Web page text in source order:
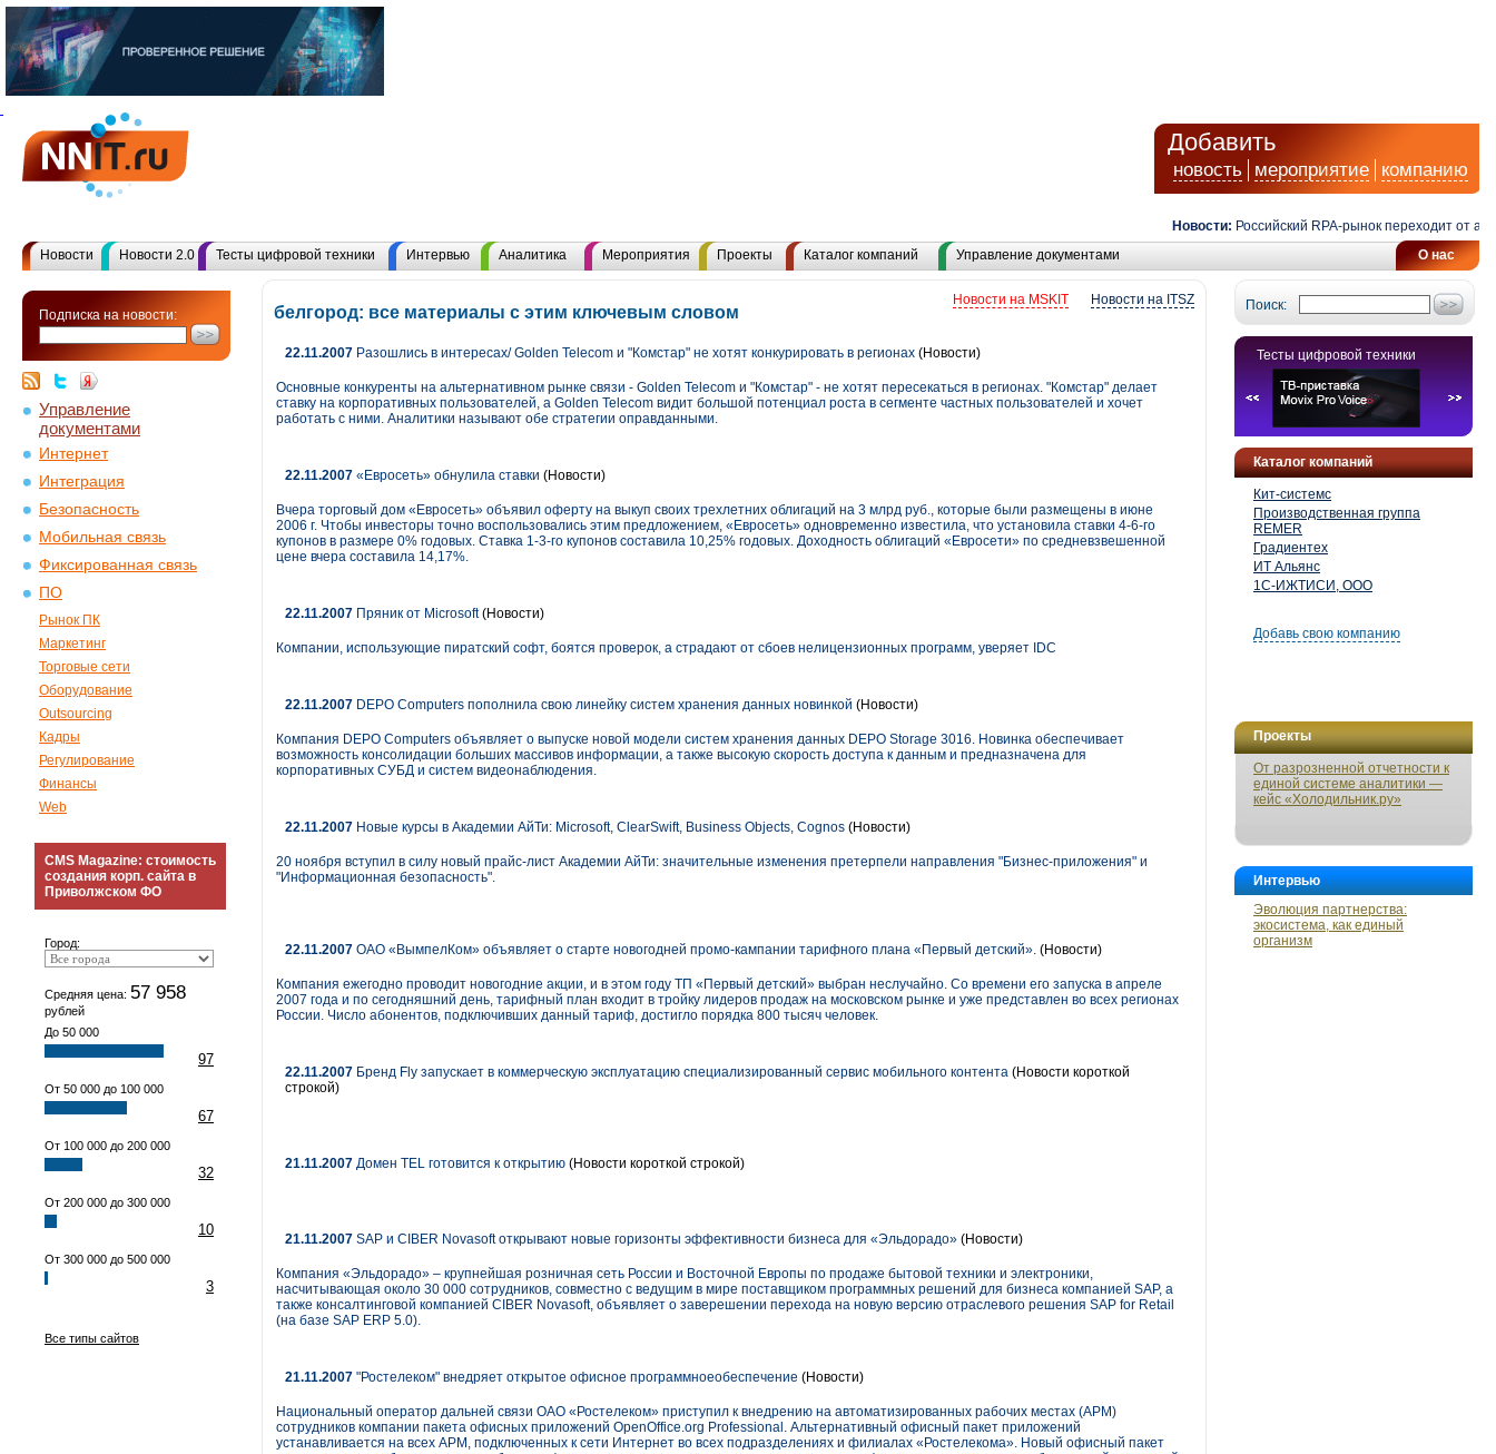
Добавить
новость мероприятие компанию
Новости: Российский RPA-рынок переходит от
О нас
Новости Новости 2.0 Тесты цифровой техники Интервью Аналитика Мероприятия Проекты Каталог компаний Управление документами
Подписка на новости:
Управление
документами
Интернет
Интеграция
Безопасность
Мобильная связь
Фиксированная связь
ПО
Рынок ПК
Маркетинг
Торговые сети
Оборудование
Outsourcing
Кадры
Регулирование
Финансы
Web
CMS Magazine: стоимость
создания корп. сайта в
Приволжском ФО
Город:
Средняя цена: 57 958
рублей
До 50 000
97
От 50 000 до 100 000
67
От 100 000 до 200 000
32
От 200 000 до 300 000
10
От 300 000 до 500 000
3
Все типы сайтов
Поиск:
Тесты цифровой техники
Каталог компаний
Кит-системс
Производственная группа
REMER
Градиентех
ИТ Альянс
1С-ИЖТИСИ, ООО
Добавь свою компанию
Проекты
От разрозненной отчетности к
единой системе аналитики —
кейс «Холодильник.ру»
Интервью
Эволюция партнерства:
экосистема, как единый
организм
Новости на ITSZ
Новости на MSKIT
белгород: все материалы с этим ключевым словом
22.11.2007 Разошлись в интересах/ Golden Telecom и "Комстар" не хотят конкурировать в регионах (Новости)
Основные конкуренты на альтернативном рынке связи - Golden Telecom и "Комстар" - не хотят пересекаться в регионах. "Комстар" делает
ставку на корпоративных пользователей, а Golden Telecom видит большой потенциал роста в сегменте частных пользователей и хочет
работать с ними. Аналитики называют обе стратегии оправданными.
22.11.2007 «Евросеть» обнулила ставки (Новости)
Вчера торговый дом «Евросеть» объявил оферту на выкуп своих трехлетних облигаций на 3 млрд руб., которые были размещены в июне
2006 г. Чтобы инвесторы точно воспользовались этим предложением, «Евросеть» одновременно известила, что установила ставки 4-6-го
купонов в размере 0% годовых. Ставка 1-3-го купонов составила 10,25% годовых. Доходность облигаций «Евросети» по средневзвешенной
цене вчера составила 14,17%.
22.11.2007 Пряник от Microsoft(Новости)
Компании, использующие пиратский софт, боятся проверок, а страдают от сбоев нелицензионных программ, уверяет IDC
22.11.2007 DEPO Computers пополнила свою линейку систем хранения данных новинкой (Новости)
Компания DEPO Computers объявляет о выпуске новой модели систем хранения данных DEPO Storage 3016. Новинка обеспечивает
возможность консолидации больших массивов информации, а также высокую скорость доступа к данным и предназначена для
корпоративных СУБД и систем видеонаблюдения.
22.11.2007 Новые курсы в Академии АйТи: Microsoft, ClearSwift, Business Objects, Cognos (Новости)
20 ноября вступил в силу новый прайс-лист Академии АйТи: значительные изменения претерпели направления "Бизнес-приложения" и
"Информационная безопасность".
22.11.2007 ОАО «ВымпелКом» объявляет о старте новогодней промо-кампании тарифного плана «Первый детский». (Новости)
Компания ежегодно проводит новогодние акции, и в этом году ТП «Первый детский» выбран неслучайно. Со времени его запуска в апреле
2007 года и по сегодняшний день, тарифный план входит в тройку лидеров продаж на московском рынке и уже представлен во всех регионах
России. Число абонентов, подключивших данный тариф, достигло порядка 800 тысяч человек.
22.11.2007 Бренд Fly запускает в коммерческую эксплуатацию специализированный сервис мобильного контента (Новости короткой
строкой)
21.11.2007 Домен TEL готовится к открытию (Новости короткой строкой)
21.11.2007 SAP и CIBER Novasoft открывают новые горизонты эффективности бизнеса для «Эльдорадо» (Новости)
Компания «Эльдорадо» – крупнейшая розничная сеть России и Восточной Европы по продаже бытовой техники и электроники,
насчитывающая около 30 000 сотрудников, совместно с ведущим в мире поставщиком программных решений для бизнеса компанией SAP, а
также консалтинговой компанией CIBER Novasoft, объявляет о заверешении перехода на новую версию отраслевого решения SAP for Retail
(на базе SAP ERP 5.0).
21.11.2007 "Ростелеком" внедряет открытое офисное программноеобеспечение (Новости)
Национальный оператор дальней связи ОАО «Ростелеком» приступил к внедрению на автоматизированных рабочих местах (АРМ)
сотрудников компании пакета офисных приложений OpenOffice.org Professional. Альтернативный офисный пакет приложений
устанавливается на всех АРМ, подключенных к сети Интернет во всех подразделениях и филиалах «Ростелекома». Новый офисный пакет